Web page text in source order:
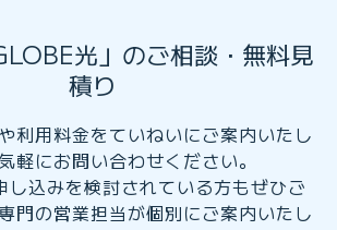
光」のご相談・無料見
積り
利用料金をていねいにご案内いたし
軽にお問い合わせください。
し込みを検討されている方もぜひご
門の営業担当が個別にご案内いたし